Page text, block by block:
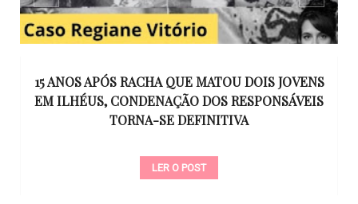
15 ANOS APÓS RACHA QUE MATOU DOIS JOVENS
EM ILHÉUS, CONDENAÇÃO DOS RESPONSÁVEIS
TORNA-SE DEFINITIVA
LER O POST